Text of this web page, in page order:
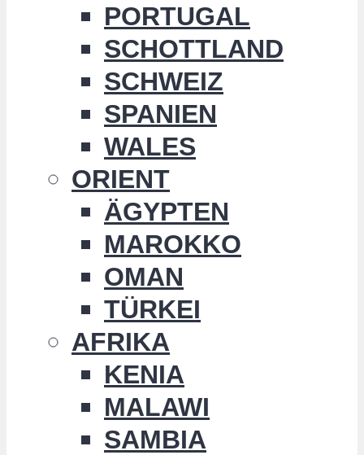
PORTUGAL
SCHOTTLAND
SCHWEIZ
SPANIEN
WALES
ORIENT
ÄGYPTEN
MAROKKO
OMAN
TÜRKEI
AFRIKA
KENIA
MALAWI
SAMBIA